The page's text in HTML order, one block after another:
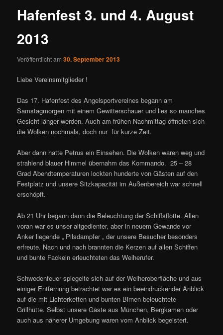
Hafenfest 3. und 4. August
2013
Veröffentlicht am30. September 2013
Liebe Vereinsmitglieder !
Das 17. Hafenfest des Angelsportvereines begann am
Samstagmorgen mit einem Gewitterschauer und lies so manches
Gesicht länger werden. Auch am frühen Nachmittag öffneten sich
die Wolken nochmals, doch nur für kurze Zeit.
Aber dann hatte Petrus ein Einsehen. Die Wolken waren weg und
strahlend blauer Himmel übernahm das Kommando. 25 – 28
Grad Abendtemperaturen lockten hunderte von Gästen auf den
Festplatz und unsere Sitzkapazität im Außenbereich war schnell
erschöpft.
Ab 21 Uhr begann dann die Beleuchtung der Schiffsflotte. Allen
voran war es unser altgedienter, aber in neuem Gewande vor
Anker liegende „ Pilsdampfer „ der unsere Besucher besonders
erfreute. Nach und nach brannten die Kerzen auf allen Schiffen
und bunte Fackeln erleuchteten das Weiherufer.
Schwedenfeuer spiegelte sich auf der Weiheroberfläche und aus
einiger Entfernung betrachtet war es ein beeindruckender Anblick
auf die mit Lichterketten und bunten Birnen beleuchtete
Grillhütte. Selbst unsere Gäste aus München, Bergkamen oder
auch aus näherer Umgebung waren vom Anblick begeistert.